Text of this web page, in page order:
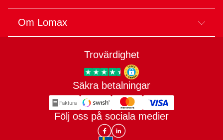
Om Lomax
Trovärdighet
Trygg E-handel
Säkra betalningar
Följ oss på sociala medier
Lomax DK Facebook
Lomax SE LinkIn